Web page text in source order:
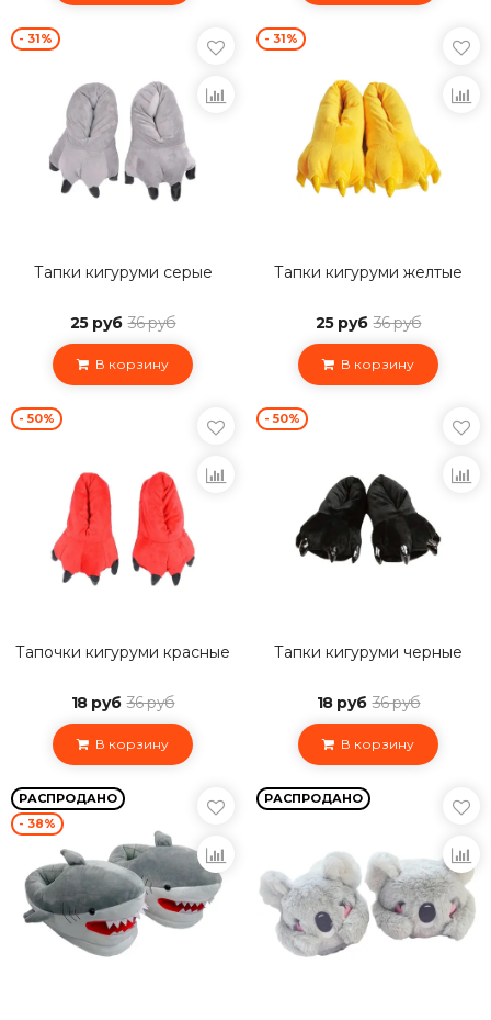
- 31%
Тапки кигуруми серые
25 руб 36 руб
В корзину
- 31%
Тапки кигуруми желтые
25 руб 36 руб
В корзину
- 50%
Тапочки кигуруми красные
18 руб 36 руб
В корзину
- 50%
Тапки кигуруми черные
18 руб 36 руб
В корзину
РАСПРОДАНО
- 38%
РАСПРОДАНО